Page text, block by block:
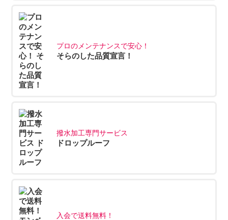
プロのメンテナンスで安心！
そらのした品質宣言！
撥水加工専門サービス
ドロップルーフ
入会で送料無料！